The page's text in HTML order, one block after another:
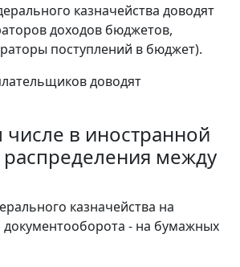
казначейства доводят
доходов бюджетов,
поступлений в бюджет).
доводят
в иностранной
между
казначейства на
документооборота - на бумажных